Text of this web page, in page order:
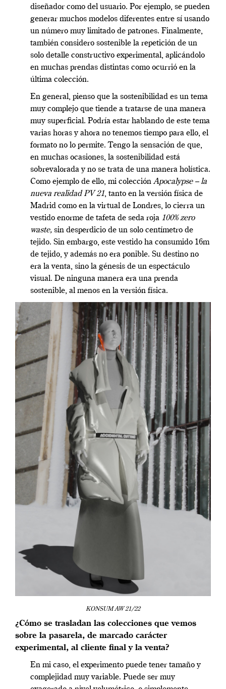
diseñador como del usuario. Por ejemplo, se pueden
generar muchos modelos diferentes entre sí usando
un número muy limitado de patrones. Finalmente,
también considero sostenible la repetición de un
solo detalle constructivo experimental, aplicándolo
en muchas prendas distintas como ocurrió en la
última colección.
En general, pienso que la sostenibilidad es un tema
muy complejo que tiende a tratarse de una manera
muy superficial. Podría estar hablando de este tema
varias horas y ahora no tenemos tiempo para ello, el
formato no lo permite. Tengo la sensación de que,
en muchas ocasiones, la sostenibilidad está
sobrevalorada y no se trata de una manera holística.
Como ejemplo de ello, mi colecciónApocalypse – la
nueva realidad PV 21, tanto en la versión física de
Madrid como en la virtual de Londres, lo cierra un
vestido enorme de tafeta de seda roja 100% zero
waste, sin desperdicio de un solo centímetro de
tejido. Sin embargo, este vestido ha consumido 16m
de tejido, y además no era ponible. Su destino no
era la venta, sino la génesis de un espectáculo
visual. De ninguna manera era una prenda
sostenible, al menos en la versión física.
KONSUM AW 21/22
¿Cómo se trasladan las colecciones que vemos
sobre la pasarela, de marcado carácter
experimental, al cliente final y la venta?
En mi caso, el experimento puede tener tamaño y
complejidad muy variable. Puede ser muy